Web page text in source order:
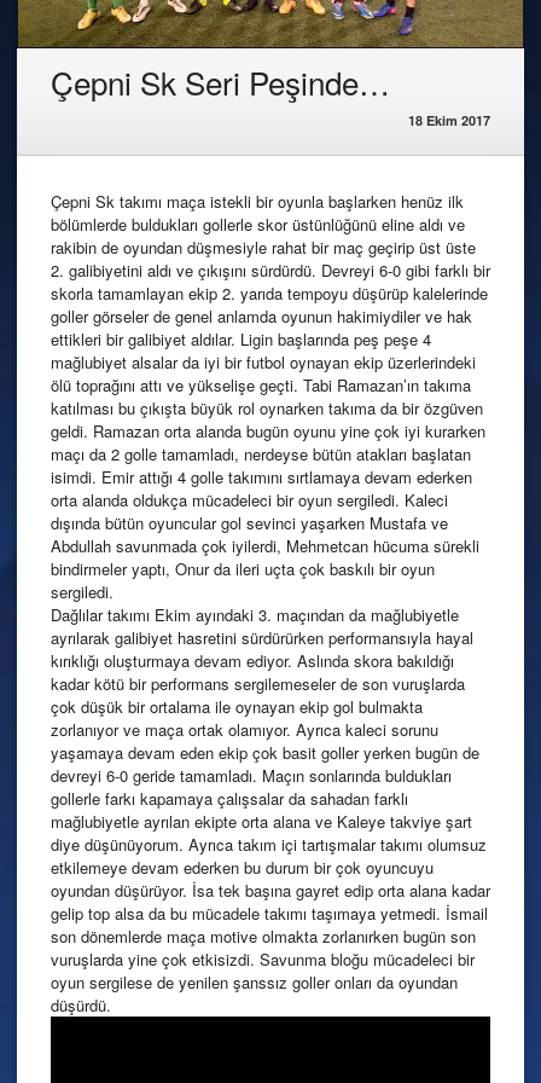
Çepni Sk Seri Peşinde…
18 Ekim 2017
Çepni Sk takımı maça istekli bir oyunla başlarken henüz ilk
bölümlerde buldukları gollerle skor üstünlüğünü eline aldı ve
rakibin de oyundan düşmesiyle rahat bir maç geçirip üst üste
2. galibiyetini aldı ve çıkışını sürdürdü. Devreyi 6-0 gibi farklı bir
skorla tamamlayan ekip 2. yarıda tempoyu düşürüp kalelerinde
goller görseler de genel anlamda oyunun hakimiydiler ve hak
ettikleri bir galibiyet aldılar. Ligin başlarında peş peşe 4
mağlubiyet alsalar da iyi bir futbol oynayan ekip üzerlerindeki
ölü toprağını attı ve yükselişe geçti. Tabi Ramazan’ın takıma
katılması bu çıkışta büyük rol oynarken takıma da bir özgüven
geldi. Ramazan orta alanda bugün oyunu yine çok iyi kurarken
maçı da 2 golle tamamladı, nerdeyse bütün atakları başlatan
isimdi. Emir attığı 4 golle takımını sırtlamaya devam ederken
orta alanda oldukça mücadeleci bir oyun sergiledi. Kaleci
dışında bütün oyuncular gol sevinci yaşarken Mustafa ve
Abdullah savunmada çok iyilerdi, Mehmetcan hücuma sürekli
bindirmeler yaptı, Onur da ileri uçta çok baskılı bir oyun
sergiledi.
Dağlılar takımı Ekim ayındaki 3. maçından da mağlubiyetle
ayrılarak galibiyet hasretini sürdürürken performansıyla hayal
kırıklığı oluşturmaya devam ediyor. Aslında skora bakıldığı
kadar kötü bir performans sergilemeseler de son vuruşlarda
çok düşük bir ortalama ile oynayan ekip gol bulmakta
zorlanıyor ve maça ortak olamıyor. Ayrıca kaleci sorunu
yaşamaya devam eden ekip çok basit goller yerken bugün de
devreyi 6-0 geride tamamladı. Maçın sonlarında buldukları
gollerle farkı kapamaya çalışsalar da sahadan farklı
mağlubiyetle ayrılan ekipte orta alana ve Kaleye takviye şart
diye düşünüyorum. Ayrıca takım içi tartışmalar takımı olumsuz
etkilemeye devam ederken bu durum bir çok oyuncuyu
oyundan düşürüyor. İsa tek başına gayret edip orta alana kadar
gelip top alsa da bu mücadele takımı taşımaya yetmedi. İsmail
son dönemlerde maça motive olmakta zorlanırken bugün son
vuruşlarda yine çok etkisizdi. Savunma bloğu mücadeleci bir
oyun sergilese de yenilen şanssız goller onları da oyundan
düşürdü.